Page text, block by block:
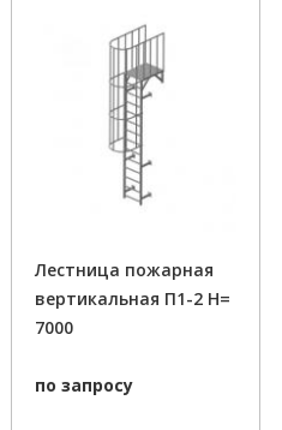
Лестница пожарная
вертикальная П1-2 H=
7000
по запросу